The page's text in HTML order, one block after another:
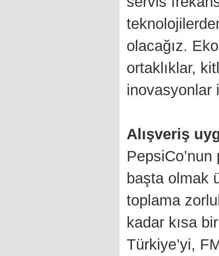
olacağız.
ortaklıklar,
inovasyonlar
Alışveriş
başta olmak
toplama
kadar kısa
Türkiye’yi,